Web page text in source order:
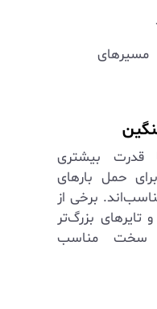
قدرت بیشتری
حمل بارهای
برخی از
تایرهای بزرگ‌تر
سخت مناسب